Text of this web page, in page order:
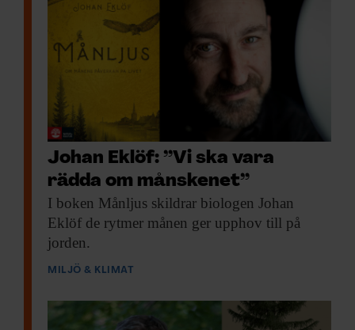
Johan Eklöf: ”Vi ska vara
rädda om månskenet”
I boken Månljus skildrar biologen Johan
Eklöf de rytmer månen ger upphov till på
jorden.
MILJÖ & KLIMAT